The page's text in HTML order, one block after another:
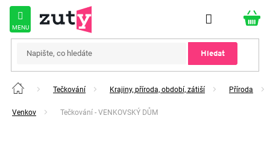
Přejít
obsah
Hledat
Domů Tečkování Krajiny, příroda, období, zátiší Příroda
Venkov Tečkování - VENKOVSKÝ DŮM